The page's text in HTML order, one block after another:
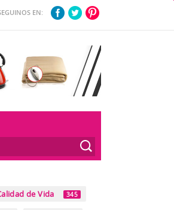
EN:
de Vida 345